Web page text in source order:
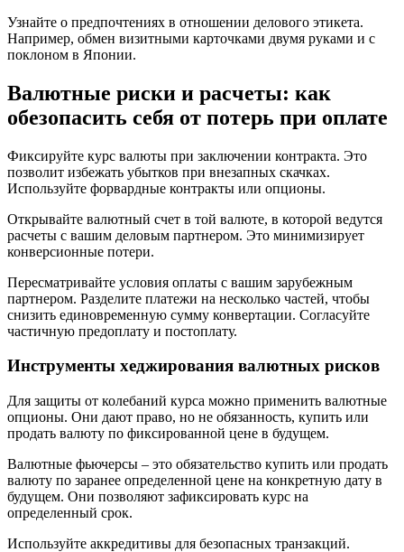
Узнайте о предпочтениях в отношении делового этикета.
Например, обмен визитными карточками двумя руками и с
поклоном в Японии.
Валютные риски и расчеты: как
обезопасить себя от потерь при оплате
Фиксируйте курс валюты при заключении контракта. Это
позволит избежать убытков при внезапных скачках.
Используйте форвардные контракты или опционы.
Открывайте валютный счет в той валюте, в которой ведутся
расчеты с вашим деловым партнером. Это минимизирует
конверсионные потери.
Пересматривайте условия оплаты с вашим зарубежным
партнером. Разделите платежи на несколько частей, чтобы
снизить единовременную сумму конвертации. Согласуйте
частичную предоплату и постоплату.
Инструменты хеджирования валютных рисков
Для защиты от колебаний курса можно применить валютные
опционы. Они дают право, но не обязанность, купить или
продать валюту по фиксированной цене в будущем.
Валютные фьючерсы – это обязательство купить или продать
валюту по заранее определенной цене на конкретную дату в
будущем. Они позволяют зафиксировать курс на
определенный срок.
Используйте аккредитивы для безопасных транзакций.